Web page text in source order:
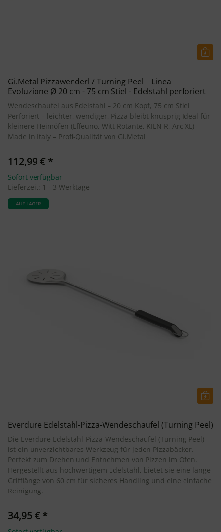
Gi.Metal Pizzawenderl / Turning Peel – Linea
Evoluzione Ø 20 cm - 75 cm Stiel - Edelstahl perforiert
Wendeschaufel aus Edelstahl – 20 cm Kopf, 75 cm Stiel
Perforiert – leichter, wendiger, Pizza bleibt knusprig Ideal für
kleinere Heimöfen (Effeuno, Witt Rotante, KILN R, Arc XL)
Made in Italy – Profi-Qualität von Gi.Metal
112,99 € *
Sofort verfügbar
Lieferzeit: 1 - 3 Werktage
AUF LAGER
Everdure Edelstahl-Pizza-Wendeschaufel (Turning Peel)
Die Everdure Edelstahl-Pizza-Wendeschaufel (Turning Peel)
ist ein unverzichtbares Werkzeug für jeden Pizzabäcker.
Perfekt zum Drehen und Entnehmen von Pizzen im Ofen.
Hergestellt aus hochwertigem Edelstahl, bietet sie eine lange
Grifflänge von 60 cm für sicheres Handling und eine einfache
Reinigung.
34,95 € *